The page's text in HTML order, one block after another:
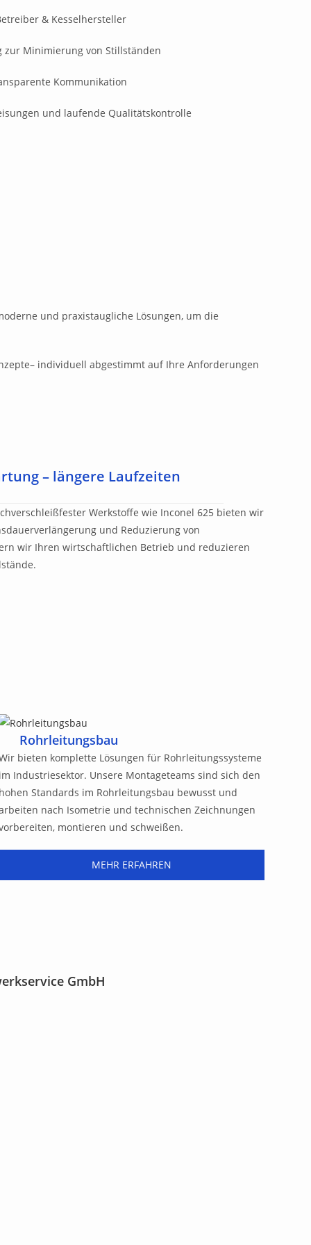
& Kesselhersteller
zur Minimierung von Stillständen
Kommunikation
und laufende Qualitätskontrolle
und praxistaugliche Lösungen, um die
individuell abgestimmt auf Ihre Anforderungen
– längere Laufzeiten
Werkstoffe wie Inconel 625 bieten wir
und Reduzierung von
wir Ihren wirtschaftlichen Betrieb und reduzieren
Rohrleitungsbau
bieten komplette Lösungen für Rohrleitungssysteme
im Industriesektor. Unsere Montageteams sind sich den
hohen Standards im Rohrleitungsbau bewusst und
nach Isometrie und technischen Zeichnungen
montieren und schweißen.
MEHR ERFAHREN
GmbH